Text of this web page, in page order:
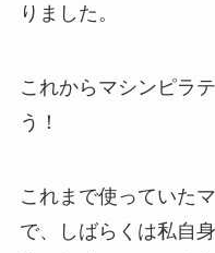
りました。
これからマシンピラ
う！
これまで使っていた
で、しばらくは私自